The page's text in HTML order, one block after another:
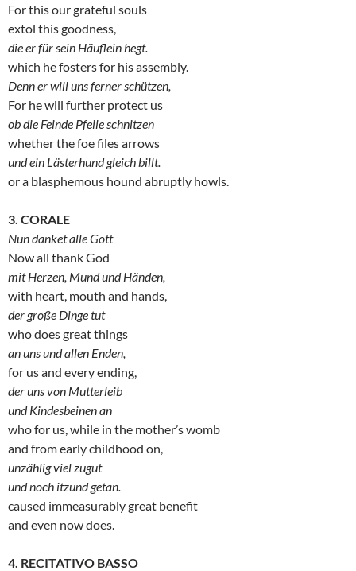
For this our grateful souls
extol this goodness,
die er für sein Häuflein hegt.
which he fosters for his assembly.
Denn er will uns ferner schützen,
For he will further protect us
ob die Feinde Pfeile schnitzen
whether the foe files arrows
und ein Lästerhund gleich billt.
or a blasphemous hound abruptly howls.
3. CORALE
Nun danket alle Gott
Now all thank God
mit Herzen, Mund und Händen,
with heart, mouth and hands,
der große Dinge tut
who does great things
an uns und allen Enden,
for us and every ending,
der uns von Mutterleib
und Kindesbeinen an
who for us, while in the mother’s womb
and from early childhood on,
unzählig viel zugut
und noch itzund getan.
caused immeasurably great benefit
and even now does.
4. RECITATIVO BASSO